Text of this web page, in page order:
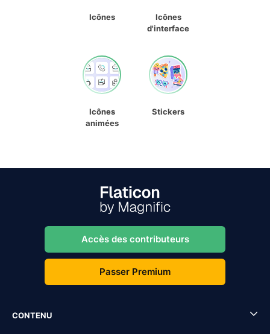
Icônes
Icônes
d'interface
Icônes
animées
Stickers
Accès des contributeurs
Passer Premium
CONTENU